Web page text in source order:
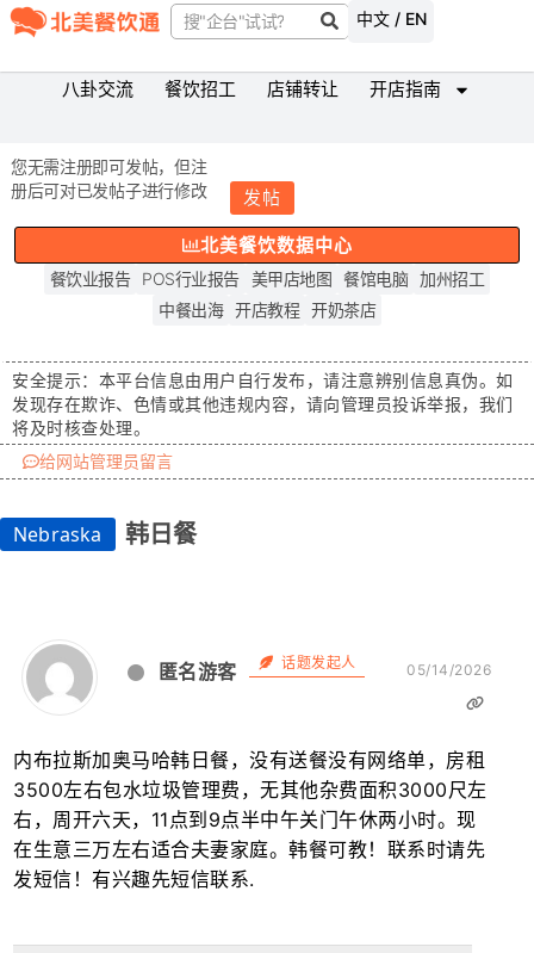
中文 / EN
八卦交流 餐饮招工 店铺转让 开店指南
您无需注册即可发帖，但注
册后可对已发帖子进行修改
发帖
北美餐饮数据中心
餐饮业报告 POS行业报告 美甲店地图 餐馆电脑
加州招工
中餐出海 开店教程 开奶茶店
安全提示： 本平台信息由用户自行发布，请注意辨别信息真伪。如
发现存在欺诈、色情或其他违规内容，请向管理员投诉举报，我们
将及时核查处理。
给网站管理员留言
Nebraska 韩日餐
匿名游客 话题发起人 05/14/2026
内布拉斯加奥马哈韩日餐，没有送餐没有网络单，房租
3500左右包水垃圾管理费，无其他杂费面积3000尺左
右，周开六天，11点到9点半中午关门午休两小时。现
在生意三万左右适合夫妻家庭。韩餐可教！联系时请先
发短信！有兴趣先短信联系.